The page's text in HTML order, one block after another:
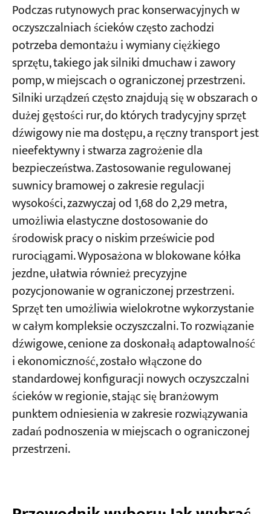
Podczas rutynowych prac konserwacyjnych w
oczyszczalniach ścieków często zachodzi
potrzeba demontażu i wymiany ciężkiego
sprzętu, takiego jak silniki dmuchaw i zawory
pomp, w miejscach o ograniczonej przestrzeni.
Silniki urządzeń często znajdują się w obszarach o
dużej gęstości rur, do których tradycyjny sprzęt
dźwigowy nie ma dostępu, a ręczny transport jest
nieefektywny i stwarza zagrożenie dla
bezpieczeństwa. Zastosowanie regulowanej
suwnicy bramowej o zakresie regulacji
wysokości, zazwyczaj od 1,68 do 2,29 metra,
umożliwia elastyczne dostosowanie do
środowisk pracy o niskim prześwicie pod
rurociągami. Wyposażona w blokowane kółka
jezdne, ułatwia również precyzyjne
pozycjonowanie w ograniczonej przestrzeni.
Sprzęt ten umożliwia wielokrotne wykorzystanie
w całym kompleksie oczyszczalni. To rozwiązanie
dźwigowe, cenione za doskonałą adaptowalność
i ekonomiczność, zostało włączone do
standardowej konfiguracji nowych oczyszczalni
ścieków w regionie, stając się branżowym
punktem odniesienia w zakresie rozwiązywania
zadań podnoszenia w miejscach o ograniczonej
przestrzeni.